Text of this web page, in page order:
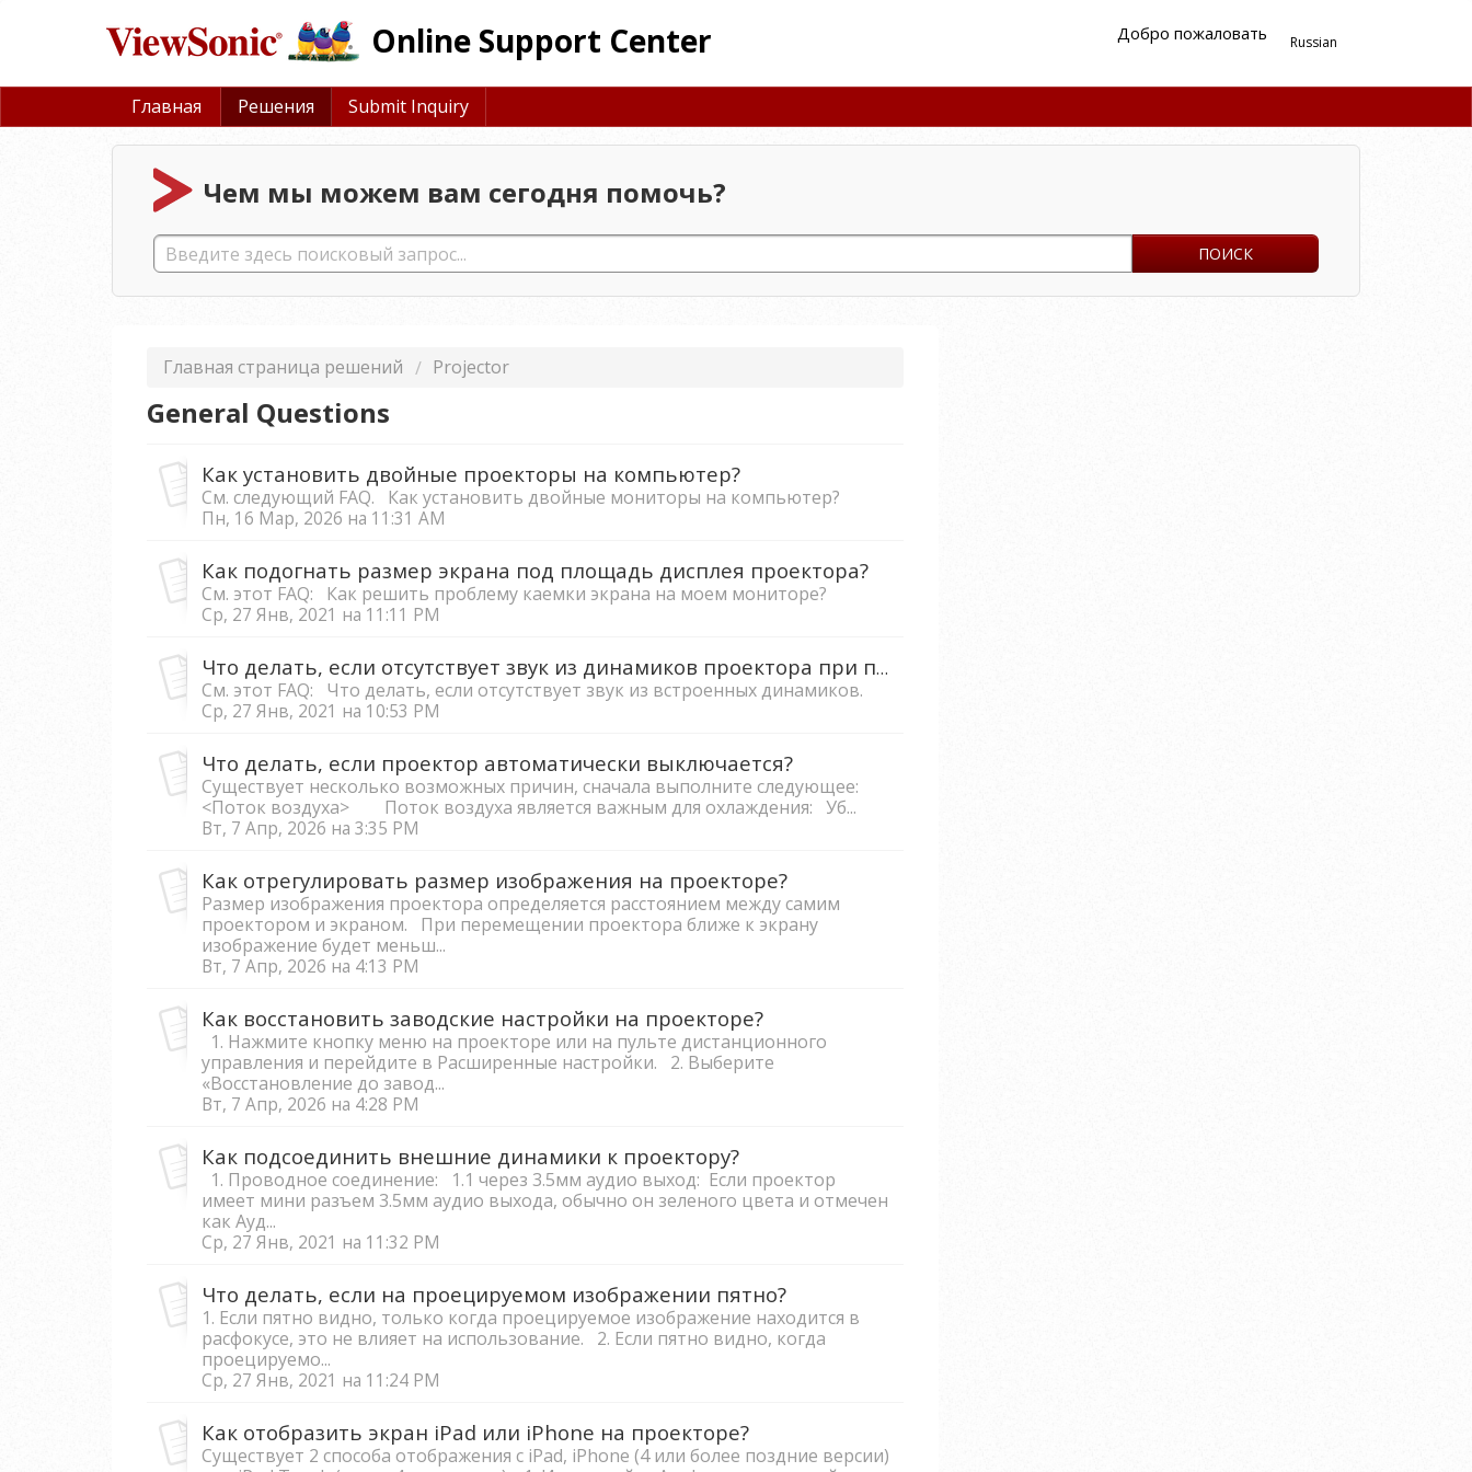
Online Support Center Russian
Добро пожаловать
Главная Решения Submit Inquiry
Чем мы можем вам сегодня помочь?
ПОИСК
Главная страница решений Projector
General Questions
Как установить двойные проекторы на компьютер?
См. следующий FAQ. Как установить двойные мониторы на компьютер?
Пн, 16 Мар, 2026 на 11:31 AM
Как подогнать размер экрана под площадь дисплея проектора?
См. этот FAQ: Как решить проблему каемки экрана на моем мониторе?
Ср, 27 Янв, 2021 на 11:11 PM
Что делать, если отсутствует звук из динамиков проектора при подключении ПК/ноутбука к проектору?
См. этот FAQ: Что делать, если отсутствует звук из встроенных динамиков.
Ср, 27 Янв, 2021 на 10:53 PM
Что делать, если проектор автоматически выключается?
Существует несколько возможных причин, сначала выполните следующее:
<Поток воздуха> Поток воздуха является важным для охлаждения: Уб...
Вт, 7 Апр, 2026 на 3:35 PM
Как отрегулировать размер изображения на проекторе?
Размер изображения проектора определяется расстоянием между самим
проектором и экраном. При перемещении проектора ближе к экрану
изображение будет меньш...
Вт, 7 Апр, 2026 на 4:13 PM
Как восстановить заводские настройки на проекторе?
1. Нажмите кнопку меню на проекторе или на пульте дистанционного
управления и перейдите в Расширенные настройки. 2. Выберите
«Восстановление до завод...
Вт, 7 Апр, 2026 на 4:28 PM
Как подсоединить внешние динамики к проектору?
1. Проводное соединение: 1.1 через 3.5мм аудио выход: Если проектор
имеет мини разъем 3.5мм аудио выхода, обычно он зеленого цвета и отмечен
как Ауд...
Ср, 27 Янв, 2021 на 11:32 PM
Что делать, если на проецируемом изображении пятно?
1. Если пятно видно, только когда проецируемое изображение находится в
расфокусе, это не влияет на использование. 2. Если пятно видно, когда
проецируемо...
Ср, 27 Янв, 2021 на 11:24 PM
Как отобразить экран iPad или iPhone на проекторе?
Существует 2 способа отображения с iPad, iPhone (4 или более поздние версии)